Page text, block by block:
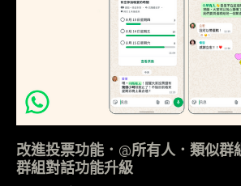
改進投票功能．@所有人．類似
群組對話功能升級